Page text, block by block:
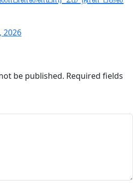
2026
be published. Required fields